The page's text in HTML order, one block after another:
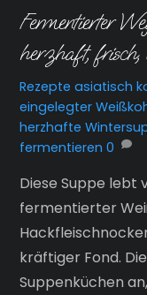
Fermentierter
herzhaft, frisch,
Rezepte asiatisch
eingelegter
herzhafte
fermentieren 0
Diese Suppe lebt
fermentierter
kräftiger Fond.
Suppenküchen